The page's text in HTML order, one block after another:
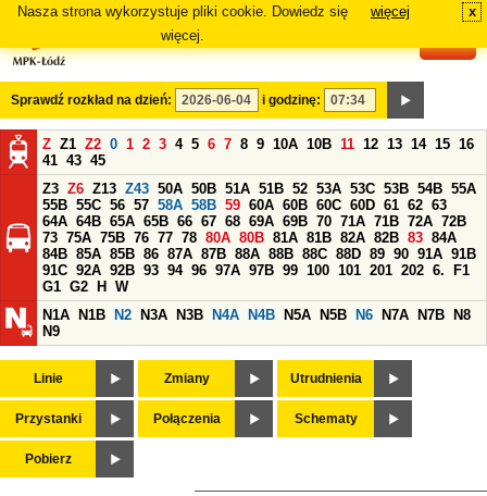
Nasza strona wykorzystuje pliki cookie. Dowiedz się
więcej.
więcej x
Sprawdź rozkład na dzień: i godzinę:
Z Z1 Z2 0 1 2 3 4 5 6 7 8 9 10A 10B 11 12 13 14 15 16
41 43 45
Z3 Z6 Z13 Z43 50A 50B 51A 51B 52 53A 53C 53B 54B 55A
55B 55C 56 57 58A 58B 59 60A 60B 60C 60D 61 62 63
64A 64B 65A 65B 66 67 68 69A 69B 70 71A 71B 72A 72B
73 75A 75B 76 77 78 80A 80B 81A 81B 82A 82B 83 84A
84B 85A 85B 86 87A 87B 88A 88B 88C 88D 89 90 91A 91B
91C 92A 92B 93 94 96 97A 97B 99 100 101 201 202 6.
F1
G1 G2 H
W
N1A
N1B N2 N3A N3B N4A N4B N5A N5B N6 N7A N7B
N8
N9
Linie Zmiany Utrudnienia
Przystanki Połączenia Schematy
Pobierz